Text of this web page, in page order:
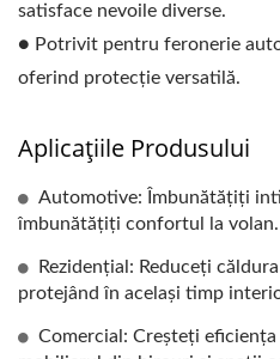
satisface nevoile diverse.
● Potrivit pentru feronerie
oferind protecție versatilă.
Aplicațiile Produsului
Automotive: Îmbunătățiți
îmbunătățiți confortul la volan.
Rezidențial: Reduceți
protejând în același timp
Comercial: Creșteți